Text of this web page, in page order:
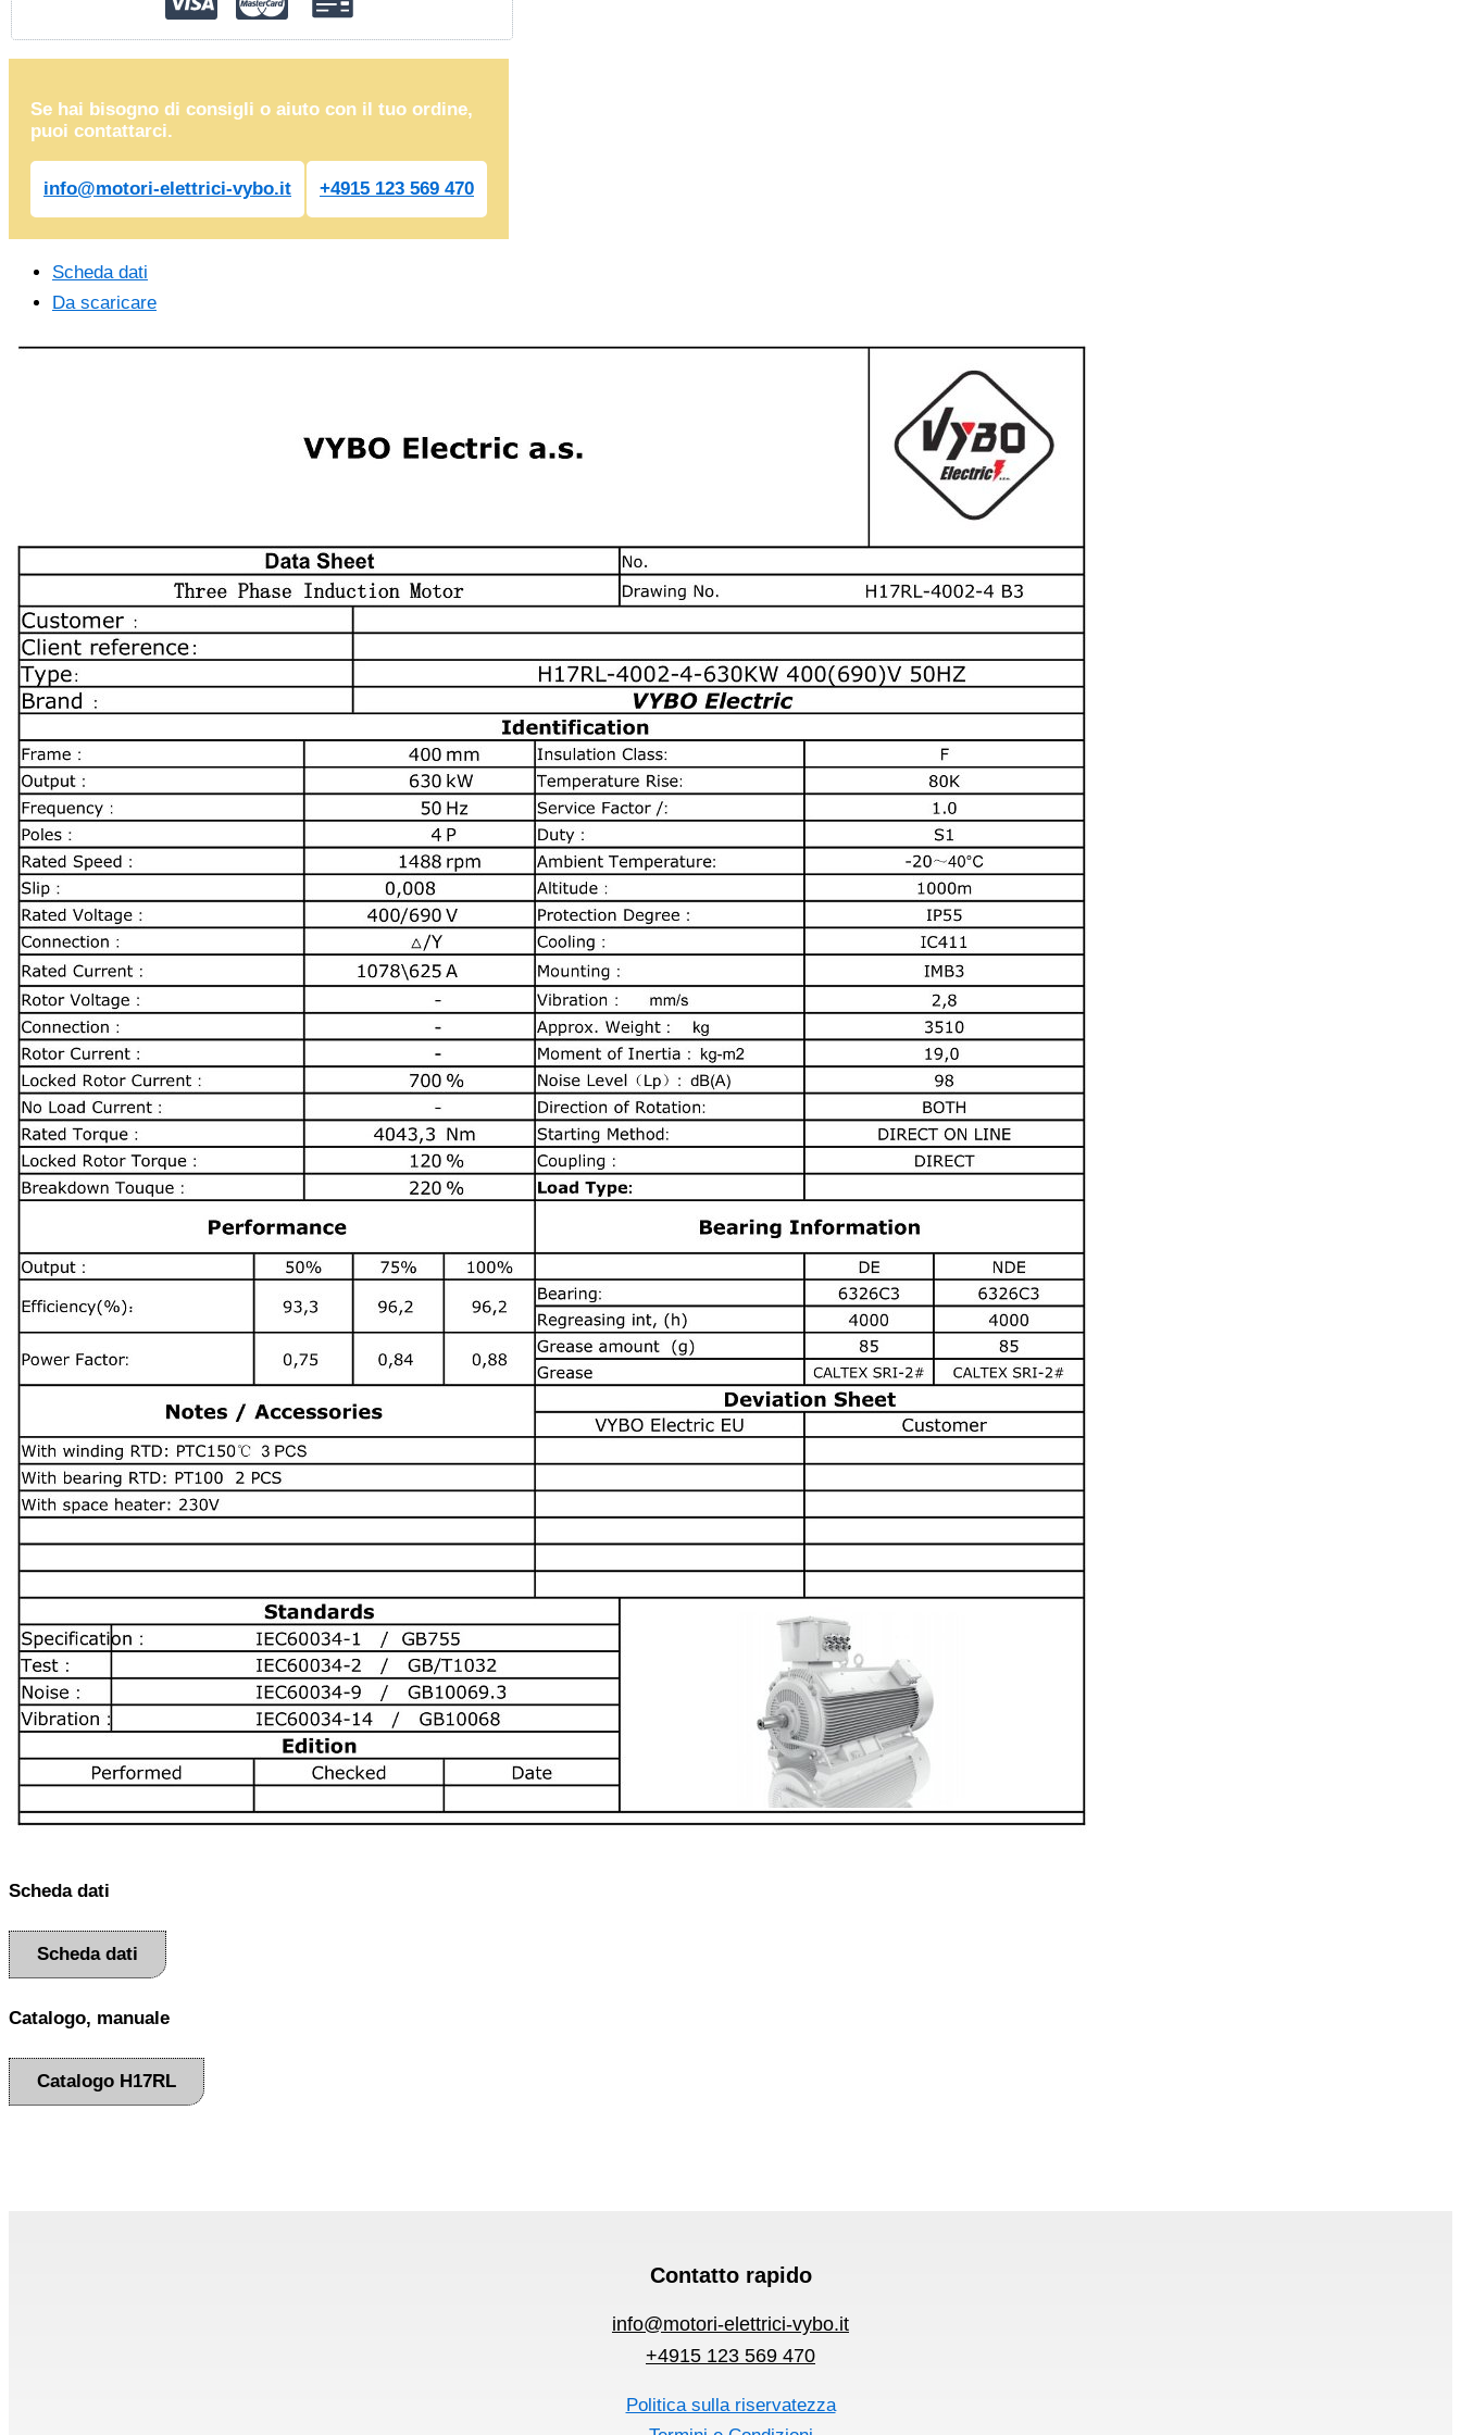
Se hai bisogno di consigli o aiuto con il tuo ordine,
puoi contattarci.
info@motori-elettrici-vybo.it +4915 123 569 470
Scheda dati
Da scaricare
Scheda dati
Scheda dati
Catalogo, manuale
Catalogo H17RL
Contatto rapido
info@motori-elettrici-vybo.it
+4915 123 569 470
Politica sulla riservatezza